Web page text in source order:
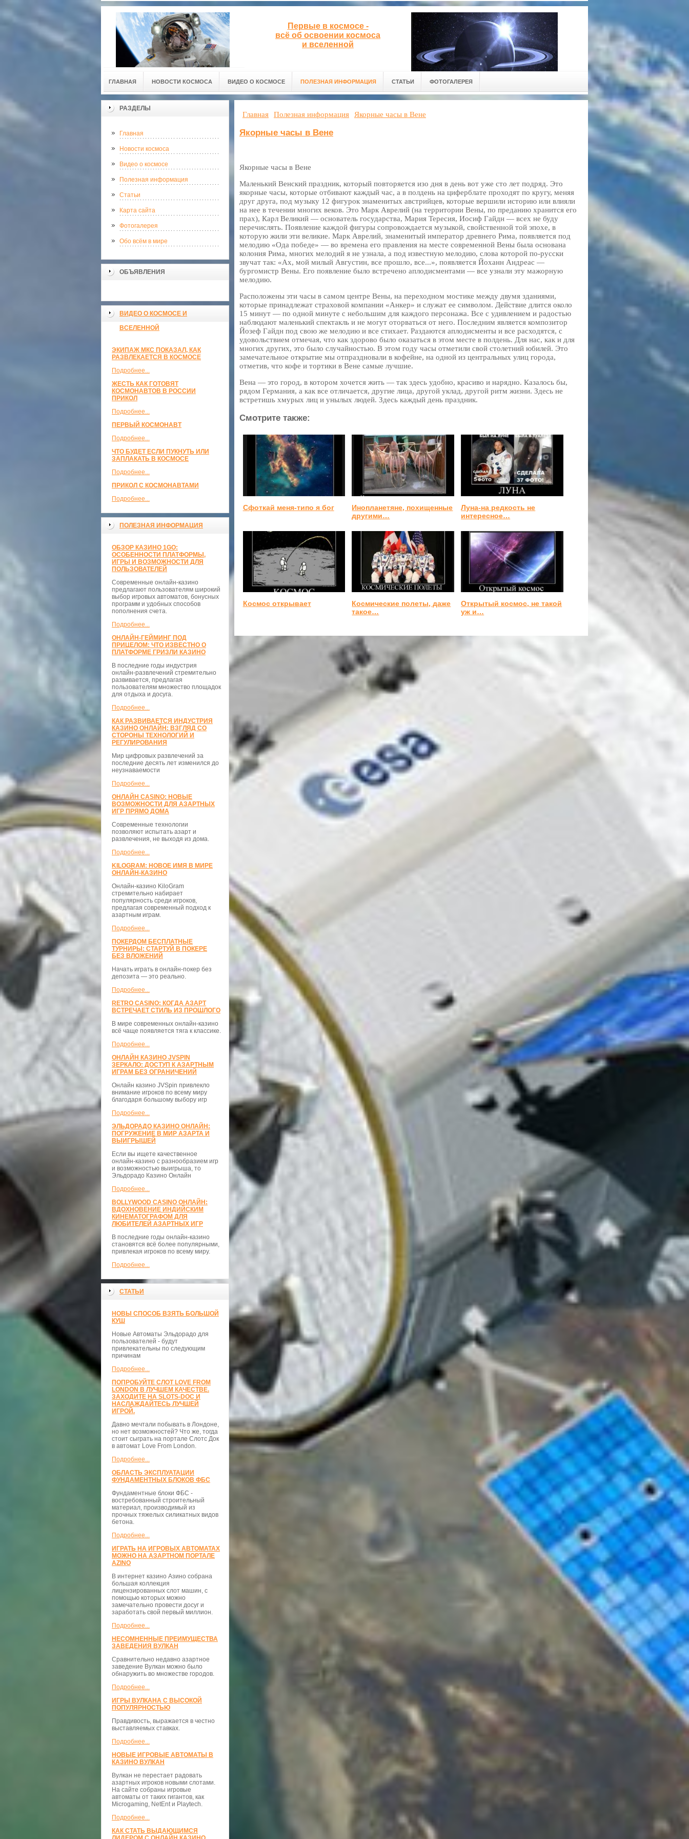
Первые в космосе -
всё об освоении космоса
и вселенной
ГЛАВНАЯ НОВОСТИ КОСМОСА ВИДЕО О КОСМОСЕ ПОЛЕЗНАЯ ИНФОРМАЦИЯ СТАТЬИ ФОТОГАЛЕРЕЯ
РАЗДЕЛЫ
Главная
Новости космоса
Видео о космосе
Полезная информация
Статьи
Карта сайта
Фотогалерея
Обо всём в мире
ОБЪЯВЛЕНИЯ
ВИДЕО О КОСМОСЕ И
ВСЕЛЕННОЙ
ЭКИПАЖ МКС ПОКАЗАЛ, КАК
РАЗВЛЕКАЕТСЯ В КОСМОСЕ
Подробнее...
ЖЕСТЬ КАК ГОТОВЯТ
КОСМОНАВТОВ В РОССИИ
ПРИКОЛ
Подробнее...
ПЕРВЫЙ КОСМОНАВТ
Подробнее...
ЧТО БУДЕТ ЕСЛИ ПУКНУТЬ ИЛИ
ЗАПЛАКАТЬ В КОСМОСЕ
Подробнее...
ПРИКОЛ С КОСМОНАВТАМИ
Подробнее...
ПОЛЕЗНАЯ ИНФОРМАЦИЯ
ОБЗОР КАЗИНО 1GO:
ОСОБЕННОСТИ ПЛАТФОРМЫ,
ИГРЫ И ВОЗМОЖНОСТИ ДЛЯ
ПОЛЬЗОВАТЕЛЕЙ
Современные онлайн-казино
предлагают пользователям широкий
выбор игровых автоматов, бонусных
программ и удобных способов
пополнения счета.
Подробнее...
ОНЛАЙН-ГЕЙМИНГ ПОД
ПРИЦЕЛОМ: ЧТО ИЗВЕСТНО О
ПЛАТФОРМЕ ГРИЗЛИ КАЗИНО
В последние годы индустрия
онлайн-развлечений стремительно
развивается, предлагая
пользователям множество площадок
для отдыха и досуга.
Подробнее...
КАК РАЗВИВАЕТСЯ ИНДУСТРИЯ
КАЗИНО ОНЛАЙН: ВЗГЛЯД СО
СТОРОНЫ ТЕХНОЛОГИЙ И
РЕГУЛИРОВАНИЯ
Мир цифровых развлечений за
последние десять лет изменился до
неузнаваемости
Подробнее...
ОНЛАЙН CASINO: НОВЫЕ
ВОЗМОЖНОСТИ ДЛЯ АЗАРТНЫХ
ИГР ПРЯМО ДОМА
Современные технологии
позволяют испытать азарт и
развлечения, не выходя из дома.
Подробнее...
KILOGRAM: НОВОЕ ИМЯ В МИРЕ
ОНЛАЙН-КАЗИНО
Онлайн-казино KiloGram
стремительно набирает
популярность среди игроков,
предлагая современный подход к
азартным играм.
Подробнее...
ПОКЕРДОМ БЕСПЛАТНЫЕ
ТУРНИРЫ: СТАРТУЙ В ПОКЕРЕ
БЕЗ ВЛОЖЕНИЙ
Начать играть в онлайн-покер без
депозита — это реально.
Подробнее...
RETRO CASINO: КОГДА АЗАРТ
ВСТРЕЧАЕТ СТИЛЬ ИЗ ПРОШЛОГО
В мире современных онлайн-казино
всё чаще появляется тяга к классике.
Подробнее...
ОНЛАЙН КАЗИНО JVSPIN
ЗЕРКАЛО: ДОСТУП К АЗАРТНЫМ
ИГРАМ БЕЗ ОГРАНИЧЕНИЙ
Онлайн казино JVSpin привлекло
внимание игроков по всему миру
благодаря большому выбору игр
Подробнее...
ЭЛЬДОРАДО КАЗИНО ОНЛАЙН:
ПОГРУЖЕНИЕ В МИР АЗАРТА И
ВЫИГРЫШЕЙ
Если вы ищете качественное
онлайн-казино с разнообразием игр
и возможностью выигрыша, то
Эльдорадо Казино Онлайн
Подробнее...
BOLLYWOOD CASINO ОНЛАЙН:
ВДОХНОВЕНИЕ ИНДИЙСКИМ
КИНЕМАТОГРАФОМ ДЛЯ
ЛЮБИТЕЛЕЙ АЗАРТНЫХ ИГР
В последние годы онлайн-казино
становятся всё более популярными,
привлекая игроков по всему миру.
Подробнее...
СТАТЬИ
НОВЫ СПОСОБ ВЗЯТЬ БОЛЬШОЙ
КУШ
Новые Автоматы Эльдорадо для
пользователей - будут
привлекательны по следующим
причинам
Подробнее...
ПОПРОБУЙТЕ СЛОТ LOVE FROM
LONDON В ЛУЧШЕМ КАЧЕСТВЕ.
ЗАХОДИТЕ НА SLOTS-DOC И
НАСЛАЖДАЙТЕСЬ ЛУЧШЕЙ
ИГРОЙ.
Давно мечтали побывать в Лондоне,
но нет возможностей? Что же, тогда
стоит сыграть на портале Слотс Док
в автомат Love From London.
Подробнее...
ОБЛАСТЬ ЭКСПЛУАТАЦИИ
ФУНДАМЕНТНЫХ БЛОКОВ ФБС
Фундаментные блоки ФБС -
востребованный строительный
материал, производимый из
прочных тяжелых силикатных видов
бетона.
Подробнее...
ИГРАТЬ НА ИГРОВЫХ АВТОМАТАХ
МОЖНО НА АЗАРТНОМ ПОРТАЛЕ
AZINO
В интернет казино Азино собрана
большая коллекция
лицензированных слот машин, с
помощью которых можно
замечательно провести досуг и
заработать свой первый миллион.
Подробнее...
НЕСОМНЕННЫЕ ПРЕИМУЩЕСТВА
ЗАВЕДЕНИЯ ВУЛКАН
Сравнительно недавно азартное
заведение Вулкан можно было
обнаружить во множестве городов.
Подробнее...
ИГРЫ ВУЛКАНА С ВЫСОКОЙ
ПОПУЛЯРНОСТЬЮ
Правдивость, выражается в честно
выставляемых ставках.
Подробнее...
НОВЫЕ ИГРОВЫЕ АВТОМАТЫ В
КАЗИНО ВУЛКАН
Вулкан не перестает радовать
азартных игроков новыми слотами.
На сайте собраны игровые
автоматы от таких гигантов, как
Microgaming, NetEnt и Playtech.
Подробнее...
КАК СТАТЬ ВЫДАЮЩИМСЯ
Главная Полезная информация Якорные часы в Вене
Якорные часы в Вене
Якорные часы в Вене
Маленький Венский праздник, который повторяется изо дня в день вот уже сто лет подряд. Это
якорные часы, которые отбивают каждый час, а в полдень на циферблате проходят по кругу, меняя
друг друга, под музыку 12 фигурок знаменитых австрийцев, которые вершили историю или влияли
на нее в течении многих веков. Это Марк Аврелий (на территории Вены, по преданию хранится его
прах), Карл Великий — основатель государства, Мария Тересия, Иосиф Гайдн — всех не буду
перечислять. Появление каждой фигуры сопровождается музыкой, свойственной той эпохе, в
которую жили эти великие. Марк Аврелий, знаменитый император древнего Рима, появляется под
мелодию «Ода победе» — во времена его правления на месте современной Вены была основана
колония Рима, многих мелодий я не узнала, а под известную мелодию, слова которой по-русски
звучат так: «Ах, мой милый Августин, все прошло, все...», появляется Йоханн Андреас —
бургомистр Вены. Его появление было встречено аплодисментами — все узнали эту мажорную
мелодию.
Расположены эти часы в самом центре Вены, на переходном мостике между двумя зданиями,
которые принадлежат страховой компании «Анкер» и служат ее символом. Действие длится около
15 минут — по одной минуте с небольшим для каждого персонажа. Все с удивлением и радостью
наблюдают маленький спектакль и не могут оторваться от него. Последним является композитор
Йозеф Гайдн под свою же мелодию и все стихает. Раздаются аплодисменты и все расходятся, с
удовольствием отмечая, что как здорово было оказаться в этом месте в полдень. Для нас, как и для
многих других, это было случайностью. В этом году часы отметили свой столетний юбилей. Это
замечательное открытие мы отпраздновали в кофейне, на одной из центральных улиц города,
отметив, что кофе и тортики в Вене самые лучшие.
Вена — это город, в котором хочется жить — так здесь удобно, красиво и нарядно. Казалось бы,
рядом Германия, а как все отличается, другие лица, другой уклад, другой ритм жизни. Здесь не
встретишь хмурых лиц и унылых людей. Здесь каждый день праздник.
Смотрите также:
Сфоткай меня-типо я бог
Инопланетяне, похищенные
другими…
Луна-на редкость не
интересное…
Космос открывает
Космические полеты, даже
такое…
Открытый космос, не такой
уж и…